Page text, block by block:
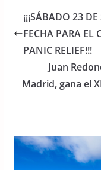
e
b
o
o
k
er
¡¡¡SÁBADO 23
FECHA PARA EL
PANIC RELIEF!!!
Juan
Madrid, gana el